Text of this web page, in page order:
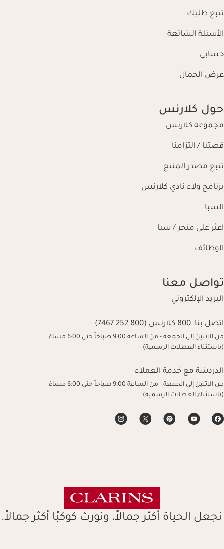
تتبع طلبك
الأسئلة الشائعة
حسابي
عرض الجمال
حول كلارنس
مجموعة كلارنس
قصتنا / التزامنا
تتبع مصدر المنتج
برنامج ولاء نادي كلارنس
السبا
اعثر على متجر / سبا
الوظائف
تواصل معنا
البريد الإلكتروني
اتصل بنا: 800 كلارنس (800 252 7467)
من الاثنين إلى الجمعة - من الساعة 9:00 صباحاً حتى 6:00 مساءً
(باستثناء العطلات الرسمية)
الدردشة مع خدمة العملاء
من الاثنين إلى الجمعة - من الساعة 9:00 صباحاً حتى 6:00 مساءً
(باستثناء العطلات الرسمية)
نجعل الحياة أكثر جمالاً، ونورث كوكبًا أكثر جمالاً.